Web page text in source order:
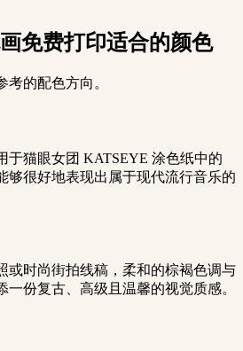
免费打印适合的颜色
的配色方向。
于猫眼女团 KATSEYE 涂色纸中的
够很好地表现出属于现代流行音乐的
或时尚街拍线稿，柔和的棕褐色调与
份复古、高级且温馨的视觉质感。